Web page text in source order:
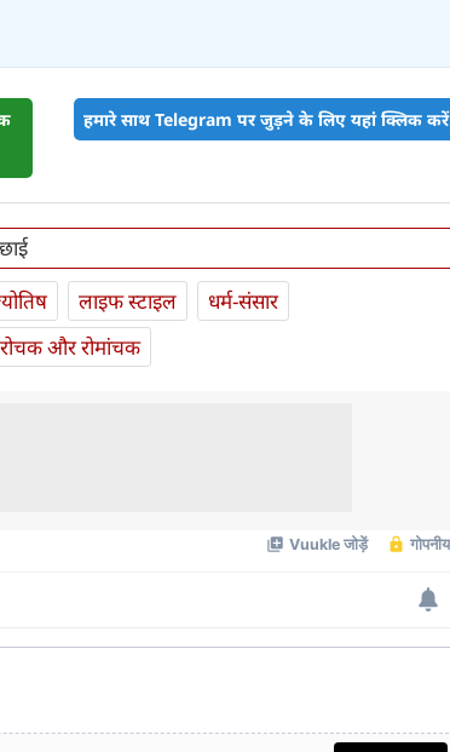
हमारे साथ Telegram पर जुड़ने के लिए यहां क्लिक करें
लाइफ स्‍टाइल
धर्म-संसार
रोचक और रोमांचक